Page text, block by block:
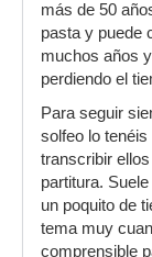
más de 50
pasta y puede
muchos años
perdiendo el
Para seguir
solfeo lo
transcribir
partitura.
un poquito de
tema muy
comprensible